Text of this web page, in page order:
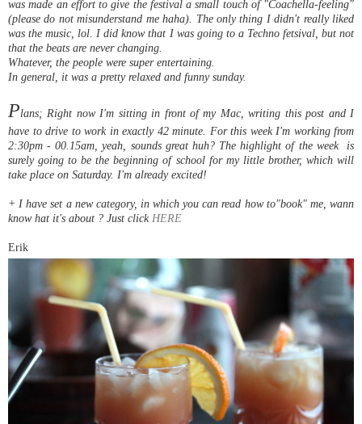
was made an effort to give the festival a small touch of "Coachella-feeling"
(please do not misunderstand me haha). The only thing I didn't really liked
was the music, lol. I did know that I was going to a Techno fetsival, but not
that the beats are never changing.
Whatever, the people were super entertaining.
In general, it was a pretty relaxed and funny sunday.
Plans; Right now I'm sitting in front of my Mac, writing this post and I
have to drive to work in exactly 42 minute. For this week I'm working from
2:30pm - 00.15am, yeah, sounds great huh? The highlight of the week is
surely going to be the beginning of school for my little brother, which will
take place on Saturday. I'm already excited!
+ I have set a new category, in which you can read how to"book" me, wann
know hat it's about ? Just clickHERE
Erik